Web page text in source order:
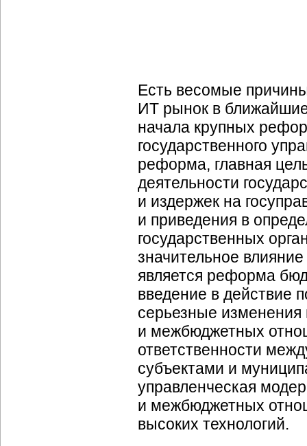
Есть весомые
ИТ рынок в
начала крупных
государственного
реформа, главная
деятельности
и издержек на
и приведения в
государственных
значительное
является реформа
введение в действие
серьезные
и межбюджетных
ответственности
субъектами и
управленческая
и межбюджетных
высоких технологий.